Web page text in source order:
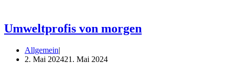
Umweltprofis von morgen
Allgemein
2. Mai 202421. Mai 2024